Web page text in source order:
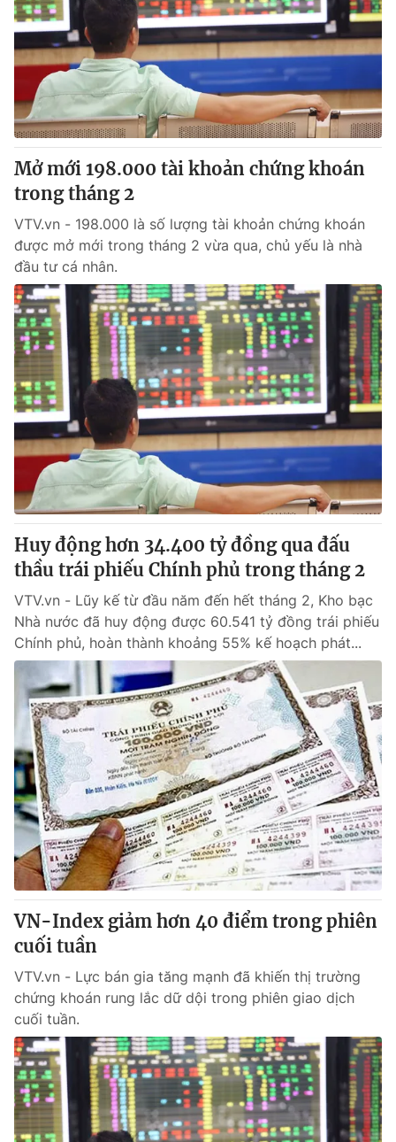
Mở mới 198.000 tài khoản chứng khoán
trong tháng 2
VTV.vn - 198.000 là số lượng tài khoản chứng khoán
được mở mới trong tháng 2 vừa qua, chủ yếu là nhà
đầu tư cá nhân.
Huy động hơn 34.400 tỷ đồng qua đấu
thầu trái phiếu Chính phủ trong tháng 2
VTV.vn - Lũy kế từ đầu năm đến hết tháng 2, Kho bạc
Nhà nước đã huy động được 60.541 tỷ đồng trái phiếu
Chính phủ, hoàn thành khoảng 55% kế hoạch phát...
VN-Index giảm hơn 40 điểm trong phiên
cuối tuần
VTV.vn - Lực bán gia tăng mạnh đã khiến thị trường
chứng khoán rung lắc dữ dội trong phiên giao dịch
cuối tuần.